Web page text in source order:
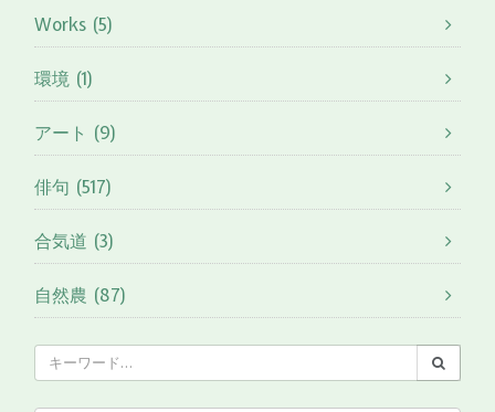
Works (5)
環境 (1)
アート (9)
俳句 (517)
合気道 (3)
自然農 (87)